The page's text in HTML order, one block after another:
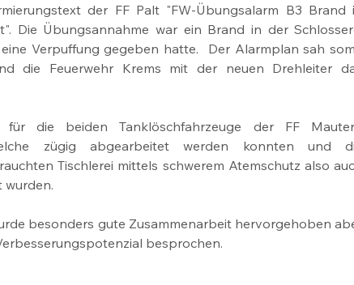
der FF Palt "FW-Übungsalarm B3 Brand
Die Übungsannahme war ein Brand in der
Verpuffung gegeben hatte.  Der Alarmplan sah
die Feuerwehr Krems mit der neuen Drehleiter
die beiden Tanklöschfahrzeuge der FF
zügig abgearbeitet werden konnten und
Tischlerei mittels schwerem Atemschutz also
wurden.
besonders gute Zusammenarbeit hervorgehoben
besprochen.